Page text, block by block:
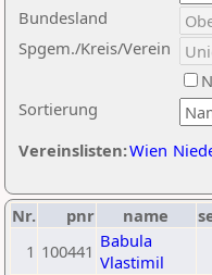
Sortierung
Bundesland
Spgem./Kreis/Verein
Vereinslisten:Wien
Nr. pnr name
1 100441 Babula
Vlastimil